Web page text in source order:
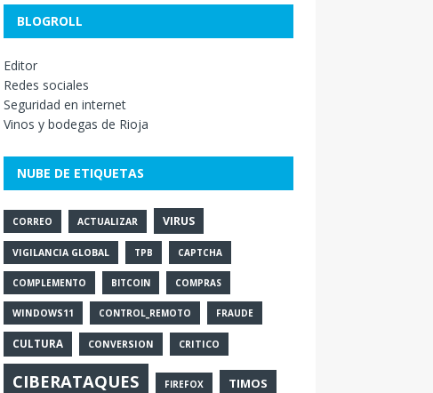
BLOGROLL
Editor
Redes sociales
Seguridad en internet
Vinos y bodegas de Rioja
NUBE DE ETIQUETAS
CORREO ACTUALIZAR VIRUS
VIGILANCIA GLOBAL TPB CAPTCHA
COMPLEMENTO BITCOIN COMPRAS
WINDOWS11 CONTROL_REMOTO FRAUDE
CULTURA CONVERSION CRITICO
CIBERATAQUES FIREFOX TIMOS